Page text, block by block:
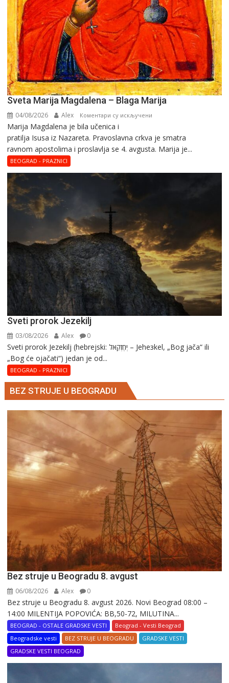
Sveta Marija Magdalena – Blaga Marija
04/08/2026 Alex Коментари су искључени
Marija
Magdalena
Marija Magdalena je bila učenica i
pratilja Isusa iz Nazareta. Pravoslavna crkva je smatra
ravnom apostolima i proslavlja se 4. avgusta. Marija je...
BEOGRAD - PRAZNICI
Sveti prorok Jezekilj
03/08/2026 Alex 0
Sveti prorok Jezekilj (hebrejski: יְחֶזְקֵאל – Jehезkel, „Bog jača“ ili
„Bog će ojačati“) jedan je od...
BEOGRAD - PRAZNICI
BEZ STRUJE U BEOGRADU
Bez struje u Beogradu 8. avgust
06/08/2026 Alex 0
Bez struje u Beogradu 8. avgust 2026. Novi Beograd 08:00 –
14:00 MILENTIJA POPOVIĆA: BB,50-72, MILUTINA...
BEOGRAD - OSTALE GRADSKE VESTI
Beograd - Vesti Beograd
Beogradske vesti
BEZ STRUJE U BEOGRADU
GRADSKE VESTI
GRADSKE VESTI BEOGRAD